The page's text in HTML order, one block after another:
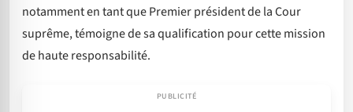
notamment en tant que Premier président de la Cour
suprême, témoigne de sa qualification pour cette mission
de haute responsabilité.